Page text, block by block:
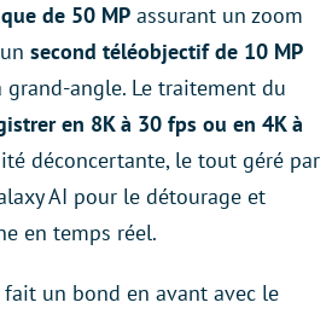
de 50 MP assurant un zoom
second téléobjectif de 10 MP
angle. Le traitement du
en 8K à 30 fps ou en 4K à
déconcertante, le tout géré par
AI pour le détourage et
en temps réel.
un bond en avant avec le